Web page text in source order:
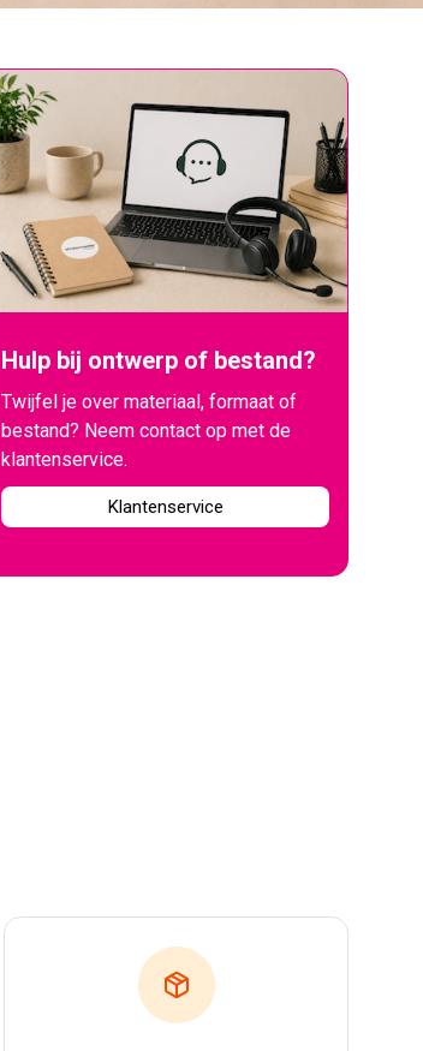
Hulp bij ontwerp of bestand?
Twijfel je over materiaal, formaat of
bestand? Neem contact op met de
klantenservice.
Klantenservice